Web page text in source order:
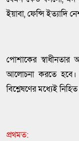
ইয়াবা, ফেন্সি ইত্যাদি
পোশাকের
আলোচনা করতে হবে।
বিশ্লেষণের মধ্যেই
প্রথমত: